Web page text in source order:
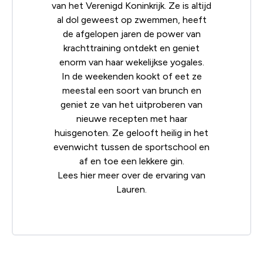
van het Verenigd Koninkrijk. Ze is altijd
al dol geweest op zwemmen, heeft
de afgelopen jaren de power van
krachttraining ontdekt en geniet
enorm van haar wekelijkse yogales.
In de weekenden kookt of eet ze
meestal een soort van brunch en
geniet ze van het uitproberen van
nieuwe recepten met haar
huisgenoten. Ze gelooft heilig in het
evenwicht tussen de sportschool en
af en toe een lekkere gin.
Lees hier meer over de ervaring van
Lauren.